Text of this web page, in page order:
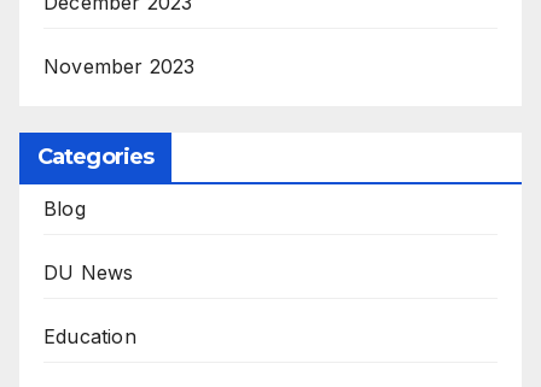
November 2023
Categories
Blog
DU News
Education